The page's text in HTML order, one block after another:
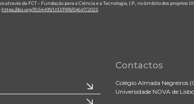
da FCT – Fundação para a Ciência e a Tecnologia, I.P., no âmbito dos projetos
https://doi.org/10.54499/UID/PRR/04647/2025
Contactos
Colégio Almada Negreiros
Universidade NOVA de